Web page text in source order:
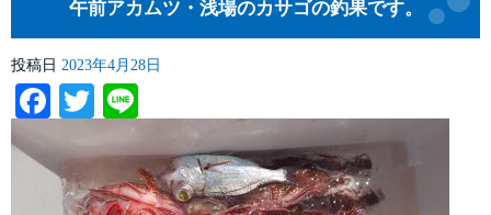
午前アカムツ・浅場のカサゴの釣果です。
投稿日 2023年4月28日
Facebook
Twitter